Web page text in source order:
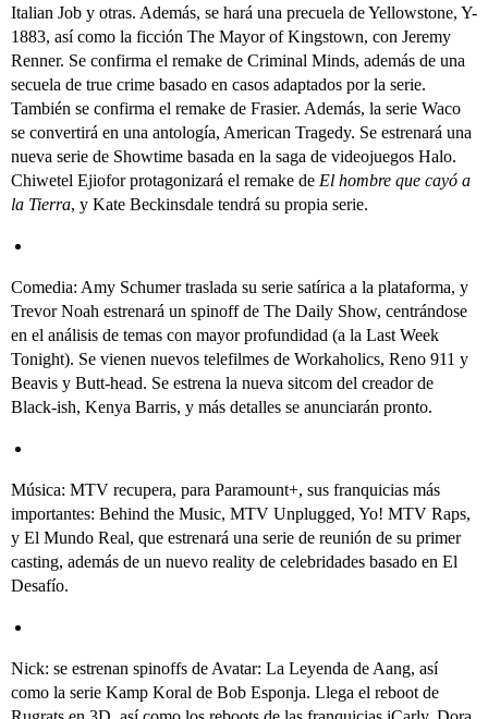
Italian Job y otras. Además, se hará una precuela de Yellowstone, Y-
1883, así como la ficción The Mayor of Kingstown, con Jeremy
Renner. Se confirma el remake de Criminal Minds, además de una
secuela de true crime basado en casos adaptados por la serie.
También se confirma el remake de Frasier. Además, la serie Waco
se convertirá en una antología, American Tragedy. Se estrenará una
nueva serie de Showtime basada en la saga de videojuegos Halo.
Chiwetel Ejiofor protagonizará el remake de El hombre que cayó a
la Tierra, y Kate Beckinsdale tendrá su propia serie.
Comedia: Amy Schumer traslada su serie satírica a la plataforma, y
Trevor Noah estrenará un spinoff de The Daily Show, centrándose
en el análisis de temas con mayor profundidad (a la Last Week
Tonight). Se vienen nuevos telefilmes de Workaholics, Reno 911 y
Beavis y Butt-head. Se estrena la nueva sitcom del creador de
Black-ish, Kenya Barris, y más detalles se anunciarán pronto.
Música: MTV recupera, para Paramount+, sus franquicias más
importantes: Behind the Music, MTV Unplugged, Yo! MTV Raps,
y El Mundo Real, que estrenará una serie de reunión de su primer
casting, además de un nuevo reality de celebridades basado en El
Desafío.
Nick: se estrenan spinoffs de Avatar: La Leyenda de Aang, así
como la serie Kamp Koral de Bob Esponja. Llega el reboot de